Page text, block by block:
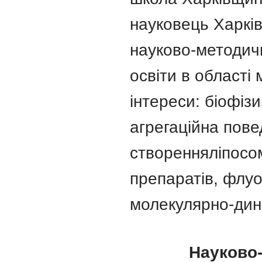
науковець
науково-
освіти в області
інтереси:
агрегаційна
препаратів,
молекулярно-